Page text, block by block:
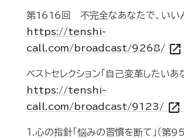
第1616回 不完全なあなたで、いい
https://tenshi-
call.com/broadcast/9268/ open_in_new
ベストセレクション「自己変革したいあ
https://tenshi-
call.com/broadcast/9123/ open_in_new
１.心の指針「悩みの習慣を断て」（第